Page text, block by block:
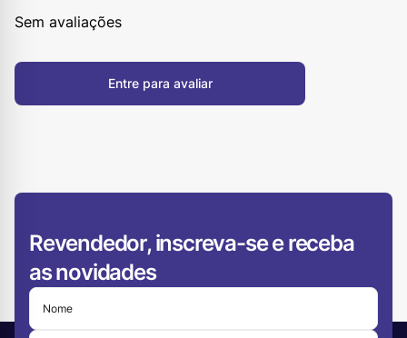
Sem avaliações
Entre para avaliar
Revendedor, inscreva-se e receba
as novidades